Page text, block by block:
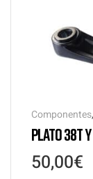
Componentes,
PLATO 38T
50,00€